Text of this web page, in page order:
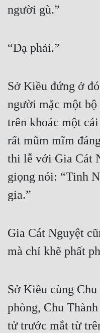
người gù.”
“Dạ phải.”
Sở Kiều đứng ở
người mặc một
trên khoác một
rất mũm mĩm
thi lễ với Gia Cát
giọng nói: “Tinh
gia.”
Gia Cát Nguyệt
mà chỉ khẽ phất
Sở Kiều cùng
phòng, Chu
tử trước mắt từ